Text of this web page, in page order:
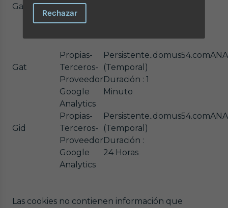
Ga
Terceros-
Proveedor
Gat
Propias-
Terceros-
Proveedor
Google
Analytics
Persistente.
(Temporal)
Duración : 1
Minuto
.domus54.com
Gid
Propias-
Terceros-
Proveedor
Google
Analytics
Persistente.
(Temporal)
Duración :
24 Horas
.domus54.com
Las cookies no contienen información que
Rechazar